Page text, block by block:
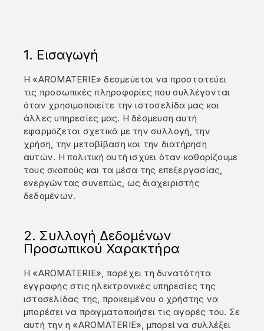
1. Εισαγωγή
Η «AROMATERIE» δεσμεύεται να προστατεύει
τις προσωπικές πληροφορίες που συλλέγονται
όταν χρησιμοποιείτε την ιστοσελίδα μας και
άλλες υπηρεσίες μας. Η δέσμευση αυτή
εφαρμόζεται σχετικά με την συλλογή, την
χρήση, την μεταβίβαση και την διατήρηση
αυτών. Η πολιτική αυτή ισχύει όταν καθορίζουμε
τους σκοπούς και τα μέσα της επεξεργασίας,
ενεργώντας συνεπώς, ως διαχειριστής
δεδομένων.
2. Συλλογή Δεδομένων
Προσωπικού Χαρακτήρα
Η «AROMATERIE», παρέχει τη δυνατότητα
εγγραφής στις ηλεκτρονικές υπηρεσίες της
ιστοσελίδας της, προκειμένου ο χρήστης να
μπορέσει να πραγματοποιήσει τις αγορές του. Σε
αυτή την η «AROMATERIE», μπορεί να συλλέξει